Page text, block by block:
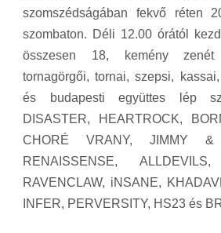
szomszédságában fekvő réten
szombaton. Déli 12.00 órától
összesen 18, kemény zenét
tornagörgői, tornai, szepsi,
és budapesti együttes lép
DISASTER,
HEARTROCK,
CHORÉ VRANY, JIMMY
RENAISSENSE,
RAVENCLAW, iNSANE,
INFER, PERVERSITY, HS23 és